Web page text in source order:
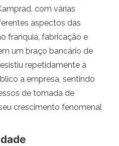
com várias
aspectos das
franquia, fabricação e
um braço bancário de
repetidamente à
a empresa, sentindo
de tomada de
crescimento fenomenal